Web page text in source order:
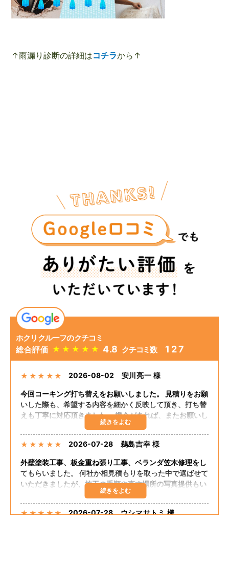
↑雨漏り診断の詳細はコチラから↑
ホクリクルーフのクチコミ
総合評価 ★ ★ ★ ★ ★ 4.8 クチコミ数 127
★ ★ ★ ★ ★ 2026-08-02 安川亮一 様
今回コーキング打ち替えをお願いしました。 見積りをお願
いした際も、希望する内容を細かく反映して頂き、打ち替
えも丁寧に対応頂きました。 機会があれば、またお願いし
★ ★ ★ ★ ★ 2026-07-28 鵜島吉幸 様
外壁塗装工事、板金重ね張り工事、ベランダ笠木修理をし
てもらいました。 何社か相見積もりを取った中で選ばせて
いただきましたが、施工の手順や直す場所の写真提供もい
ただき、自分の直してほしいところも聞いてくださりまし
た。 追加の工事もしてくださり、思った予算で出来まし
た。 嬉しく思います。 担当の方が話しやすく足繁く来て
★★★★★ 2026-07-28 ウシマサトミ 様